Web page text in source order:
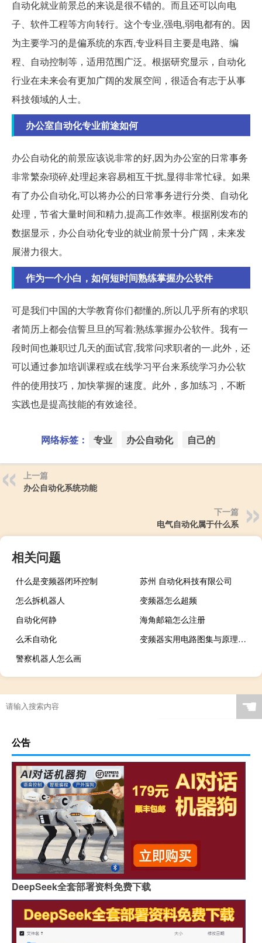
自动化就业前景总的来说是很不错的。而且还可以向电
子、软件工程等方向转行。这个专业,强电,弱电都有的。因
为主要学习的是偏系统的东西,专业科目主要是电路、编
程、自动控制等，适用范围广泛。根据研究显示，自动化
行业在未来会有更加广阔的发展空间，很适合有志于从事
科技领域的人士。
办公室自动化专业前途如何
办公自动化的前景应该说非常的好,因为办公室的日常事务
非常繁杂琐碎,处理起来容易相互干扰,显得非常忙碌。如果
有了办公自动化,可以将办公的日常事务进行分类、自动化
处理，节省大量时间和精力,提高工作效率。根据刚发布的
数据显示，办公自动化专业的就业前景十分广阔，未来发
展潜力很大。
作为一个小白，如何短时间熟练掌握办公软件
可是我们中国的大学教育你们都懂的,所以几乎所有的求职
者简历上都会信誓旦旦的写着:熟练掌握办公软件。我有一
段时间也兼职过几天的面试官,我常问求职者的一.此外，还
可以通过参加培训课程或在线学习平台来系统学习办公软
件的使用技巧，加快掌握的速度。此外，多加练习，不断
实践也是提高技能的有效途径。
网络标签： 专业 办公自动化 自己的
上一篇
办公自动化系统功能
下一篇
电气自动化属于什么系
相关问题
什么是变频器闭环控制
苏州 自动化科技有限公司
怎么拆机器人
变频器怎么超频
自动化何静
海角邮箱怎么注册
么禾自动化
变频器实用电路图集与原理图说
警察机器人怎么画
☚
公告
DeepSeek全套部署资料免费下载